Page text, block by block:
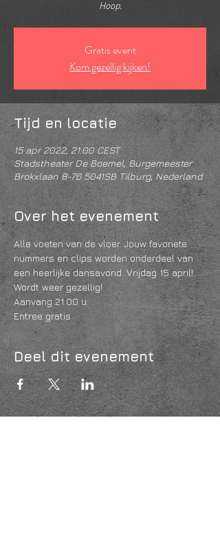
Hoop.
Gratis event
Kom gezellig kijken!
Tijd en locatie
15 apr 2022, 21:00 CEST
Stadstheater De Boemel, Burgemeester
Brokxlaan 8-76 5041SB Tilburg, Nederland
Over het evenement
Alle voeten van de vloer. Jouw favoriete
nummers en clips worden onderdeel van
een heerlijke dansavond. Vrijdag 15 april!
Wordt weer gezellig!
Aanvang 21.00 u
Entree gratis
Deel dit evenement